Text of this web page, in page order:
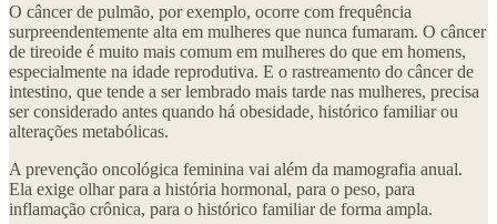
O câncer de pulmão, por exemplo, ocorre com frequência
surpreendentemente alta em mulheres que nunca fumaram. O câncer
de tireoide é muito mais comum em mulheres do que em homens,
especialmente na idade reprodutiva. E o rastreamento do câncer de
intestino, que tende a ser lembrado mais tarde nas mulheres, precisa
ser considerado antes quando há obesidade, histórico familiar ou
alterações metabólicas.
A prevenção oncológica feminina vai além da mamografia anual.
Ela exige olhar para a história hormonal, para o peso, para
inflamação crônica, para o histórico familiar de forma ampla.